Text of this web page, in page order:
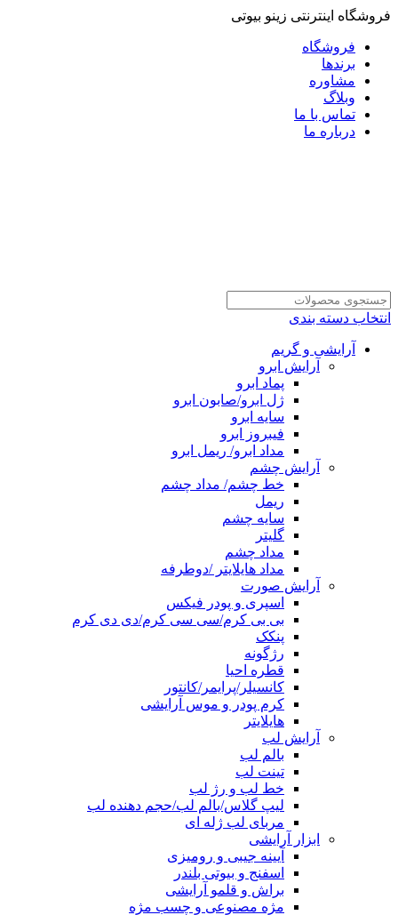
فروشگاه اینترنتی زینو بیوتی
فروشگاه
برندها
مشاوره
وبلاگ
تماس با ما
درباره ما
انتخاب دسته بندی
آرایشی و گریم
آرایش ابرو
پماد ابرو
ژل ابرو/صابون ابرو
سایه ابرو
فیبروز ابرو
مداد ابرو/ ریمل ابرو
آرایش چشم
خط چشم/ مداد چشم
ریمل
سایه چشم
گلیتر
مداد چشم
مداد هایلایتر /دوطرفه
آرایش صورت
اسپری و پودر فیکس
بی بی کرم/سی سی کرم/دی دی کرم
پنکک
رژگونه
قطره احیا
کانسیلر/پرایمر/کانتور
کرم پودر و موس آرایشی
هایلایتر
آرایش لب
بالم لب
تینت لب
خط لب و رژ لب
لیپ گلاس/بالم لب/حجم دهنده لب
مربای لب ژله ای
ابزار آرایشی
آیینه جیبی و رومیزی
اسفنج و بیوتی بلندر
براش و قلمو آرایشی
مژه مصنوعی و چسب مژه